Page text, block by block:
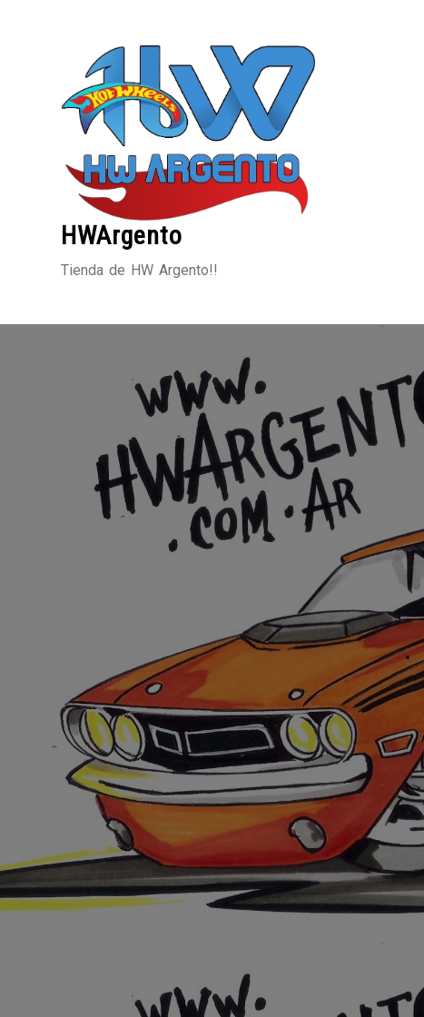
HWArgento
Tienda de HW Argento!!